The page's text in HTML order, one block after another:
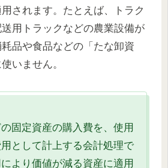
されます。たとえば、トラク
用トラックなどの農業設備が
品や食品などの「たな卸資
いません。
固定資産の購入費を、使用
として計上する会計処理で
より価値が減る資産に適用